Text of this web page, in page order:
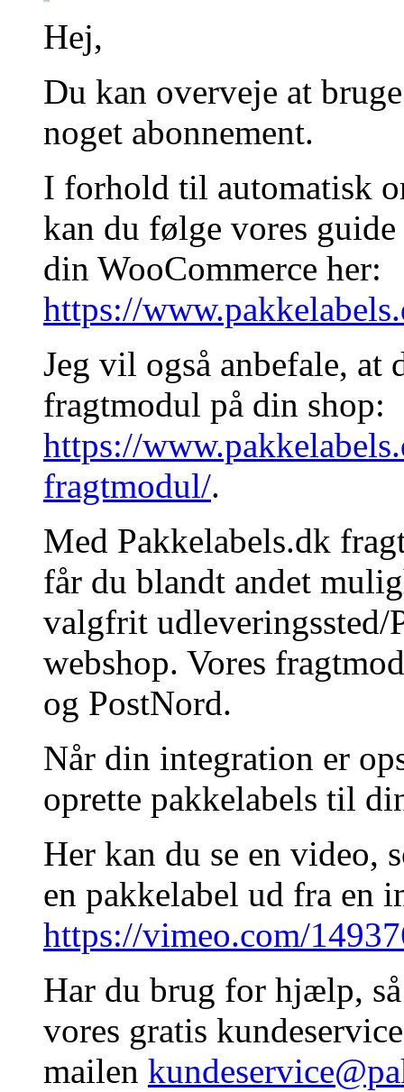
Hej,
Du kan overveje at
noget abonnement.
I forhold til automatisk
kan du følge vores
din WooCommerce her:
https://
Jeg vil også anbefale, at
fragtmodul på din shop:
https://
fragtmodul/.
Med Pakkelabels.dk
får du blandt andet
valgfrit udleveringssted/
webshop. Vores
og PostNord.
Når din integration er
oprette pakkelabels til
Her kan du se en video,
en pakkelabel ud fra en
https://vimeo.com/
Har du brug for hjælp,
vores gratis
mailen